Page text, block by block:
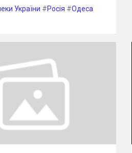
України #Росія #Одеса